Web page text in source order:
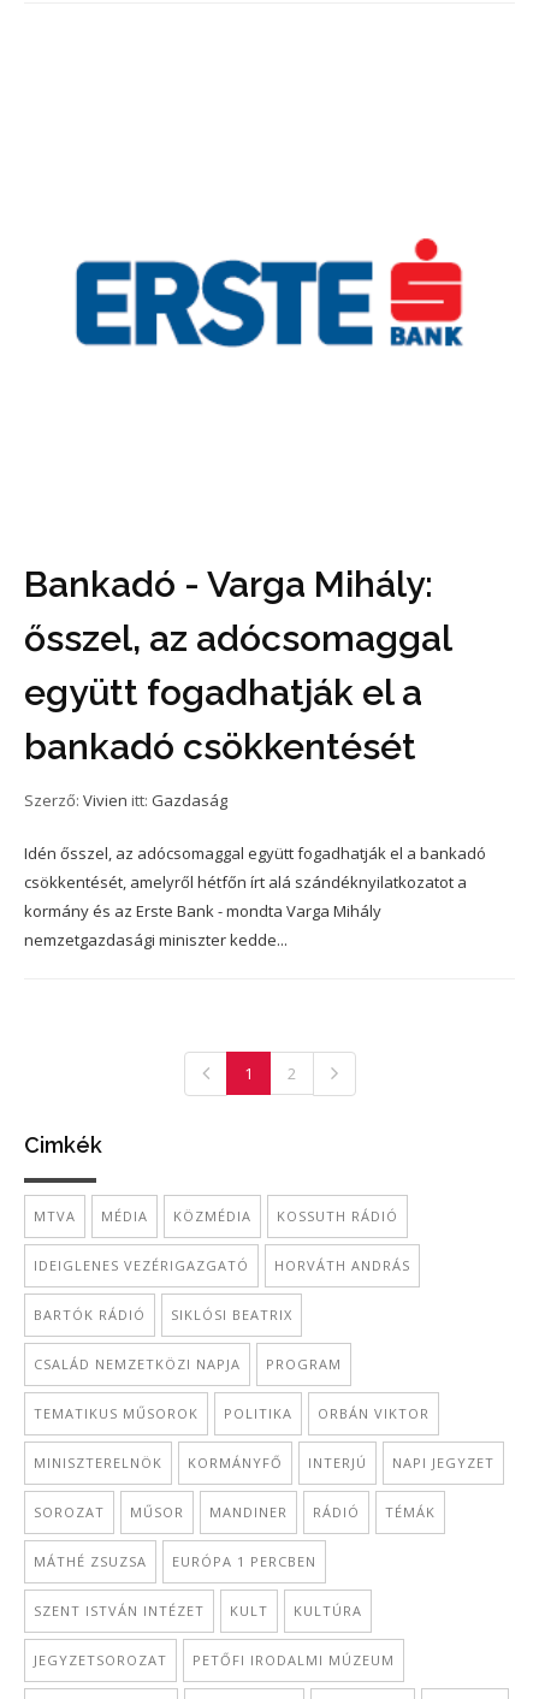
Bankadó - Varga Mihály:
ősszel, az adócsomaggal
együtt fogadhatják el a
bankadó csökkentését
Szerző: Vivien itt: Gazdaság
Idén ősszel, az adócsomaggal együtt fogadhatják el a bankadó
csökkentését, amelyről hétfőn írt alá szándéknyilatkozatot a
kormány és az Erste Bank - mondta Varga Mihály
nemzetgazdasági miniszter kedde...
1 2
Cimkék
MTVA MÉDIA KÖZMÉDIA KOSSUTH RÁDIÓ
IDEIGLENES VEZÉRIGAZGATÓ HORVÁTH ANDRÁS
BARTÓK RÁDIÓ SIKLÓSI BEATRIX
CSALÁD NEMZETKÖZI NAPJA PROGRAM
TEMATIKUS MŰSOROK POLITIKA ORBÁN VIKTOR
MINISZTERELNÖK KORMÁNYFŐ INTERJÚ NAPI JEGYZET
SOROZAT MŰSOR MANDINER RÁDIÓ TÉMÁK
MÁTHÉ ZSUZSA EURÓPA 1 PERCBEN
SZENT ISTVÁN INTÉZET KULT KULTÚRA
JEGYZETSOROZAT PETŐFI IRODALMI MÚZEUM